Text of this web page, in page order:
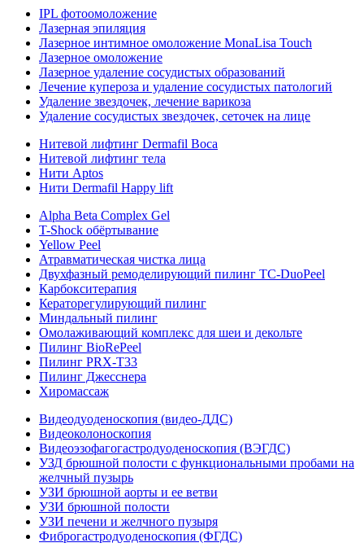
IPL фотоомоложение
Лазерная эпиляция
Лазерное интимное омоложение MonaLisa Touch
Лазерное омоложение
Лазерное удаление сосудистых образований
Лечение купероза и удаление сосудистых патологий
Удаление звездочек, лечение варикоза
Удаление сосудистых звездочек, сеточек на лице
Нитевой лифтинг Dermafil Boca
Нитевой лифтинг тела
Нити Aptos
Нити Dermafil Happy lift
Alpha Beta Complex Gel
T-Shock обёртывание
Yellow Peel
Атравматическая чистка лица
Двухфазный ремоделирующий пилинг TC-DuoPeel
Карбокситерапия
Кераторегулирующий пилинг
Миндальный пилинг
Омолаживающий комплекс для шеи и декольте
Пилинг BioRePeel
Пилинг PRX-T33
Пилинг Джесснера
Хиромассаж
Видеодуоденоскопия (видео-ДДС)
Видеоколоноскопия
Видеоэзофагогастродуоденоскопия (ВЭГДС)
УЗД брюшной полости с функциональными пробами на
желчный пузырь
УЗИ брюшной аорты и ее ветви
УЗИ брюшной полости
УЗИ печени и желчного пузыря
Фиброгастродуоденоскопия (ФГДС)